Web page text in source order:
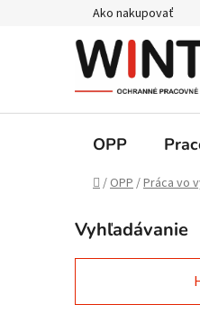
Ako nakupovať
OPP
Domov
/OPP/Práca vo
o
č
ý
Vyhľadávanie